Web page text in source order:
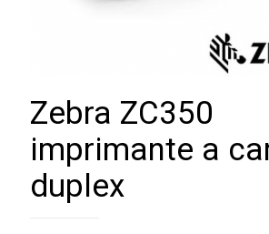
Zebra ZC350
imprimante a
duplex